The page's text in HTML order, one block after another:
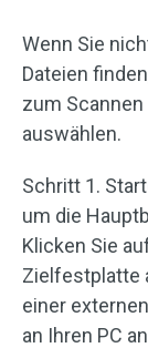
Wenn Sie
Dateien
zum
auswählen.
Schritt 1.
um die
Klicken Sie
Zielfestplatte
einer
an Ihren PC